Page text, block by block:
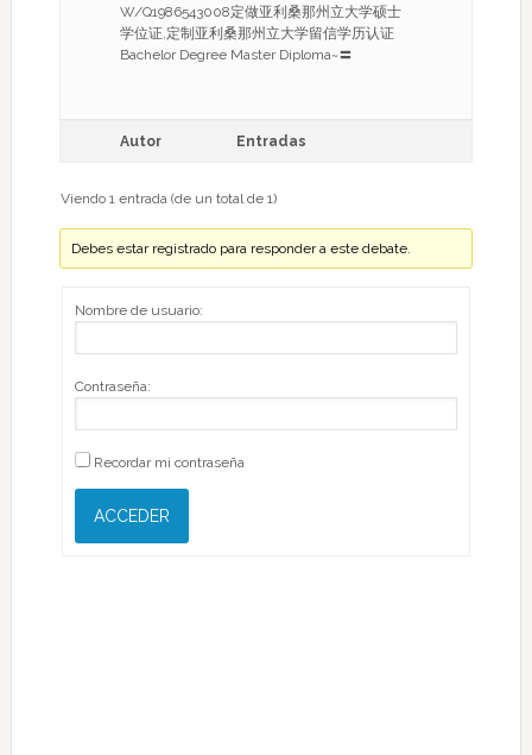
W/Q1986543008定做亚利桑那州立大学硕士
学位证,定制亚利桑那州立大学留信学历认证
Bachelor Degree Master Diploma~〓
Autor Entradas
Viendo 1 entrada (de un total de 1)
Debes estar registrado para responder a este debate.
Nombre de usuario:
Contraseña:
Recordar mi contraseña
ACCEDER